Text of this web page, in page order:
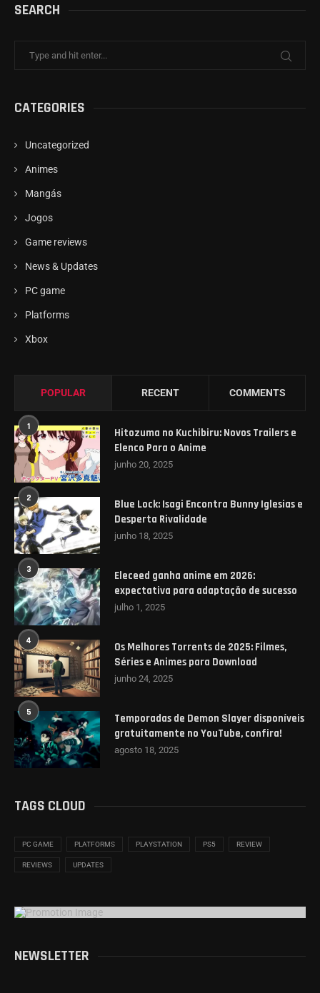
SEARCH
CATEGORIES
Uncategorized
Animes
Mangás
Jogos
Game reviews
News & Updates
PC game
Platforms
Xbox
POPULAR RECENT COMMENTS
1
Hitozuma no Kuchibiru: Novos Trailers e
Elenco Para o Anime
junho 20, 2025
2
Blue Lock: Isagi Encontra Bunny Iglesias e
Desperta Rivalidade
junho 18, 2025
3
Eleceed ganha anime em 2026:
expectativa para adaptação de sucesso
julho 1, 2025
4
Os Melhores Torrents de 2025: Filmes,
Séries e Animes para Download
junho 24, 2025
5
Temporadas de Demon Slayer disponíveis
gratuitamente no YouTube, confira!
agosto 18, 2025
TAGS CLOUD
PC GAME PLATFORMS PLAYSTATION PS5 REVIEW
REVIEWS UPDATES
NEWSLETTER